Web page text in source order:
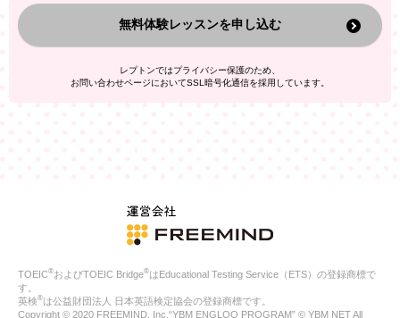
なお、この利用目的を超えた個人情報の取扱いは行いません。ま
た、これ以外の目的で個人情報を利用することはありません。
人情報を、本人が特定されないデータに不可逆変換した上で第三
者広告配信事業者においてマッチングを行い、その結果に基づい
ご本人の同意がある場合
法令に基づく場合
人の生命、身体または財産の保護のために必要がある場合であ
公衆衛生の向上または児童の健全な育成の推進のために特に必
合
無料体験レッスンを申し込む
レプトンではプライバシー保護のため、
お問い合わせページにおいてSSL暗号化通信を採用しています。
TOEIC®およびTOEIC Bridge®はEducational Testing Service（ETS）の登録商標で
す。
英検®は公益財団法人 日本英語検定協会の登録商標です。
Copyright © 2020 FREEMIND, Inc.“YBM ENGLOO PROGRAM” © YBM NET All